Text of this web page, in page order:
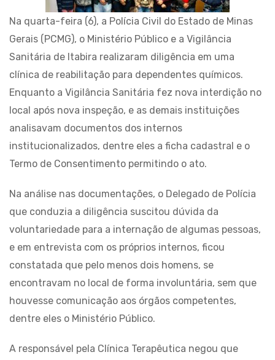
Na quarta-feira (6), a Polícia Civil do Estado de Minas
Gerais (PCMG), o Ministério Público e a Vigilância
Sanitária de Itabira realizaram diligência em uma
clínica de reabilitação para dependentes químicos.
Enquanto a Vigilância Sanitária fez nova interdição no
local após nova inspeção, e as demais instituições
analisavam documentos dos internos
institucionalizados, dentre eles a ficha cadastral e o
Termo de Consentimento permitindo o ato.
Na análise nas documentações, o Delegado de Polícia
que conduzia a diligência suscitou dúvida da
voluntariedade para a internação de algumas pessoas,
e em entrevista com os próprios internos, ficou
constatada que pelo menos dois homens, se
encontravam no local de forma involuntária, sem que
houvesse comunicação aos órgãos competentes,
dentre eles o Ministério Público.
A responsável pela Clínica Terapêutica negou que